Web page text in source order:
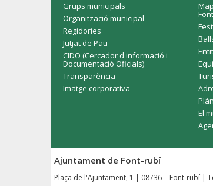
Grups municipals
Organització municipal
Regidories
Jutjat de Pau
CIDO (Cercador d'informació i
Documentació Oficials)
Transparència
Imatge corporativa
El
Ajuntament de Font-rubí
Plaça de l'Ajuntament, 1 | 08736 - Font-rubí |